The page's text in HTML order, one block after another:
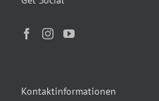
Kontaktinformationen